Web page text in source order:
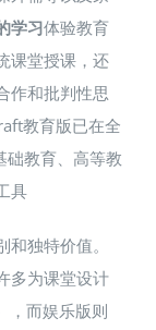
学习体验​教育
课堂授课，还
作和批判性思
教育版已在全
础教育、高等教
具​
独特价值。
多为课堂设计
，而娱乐版则